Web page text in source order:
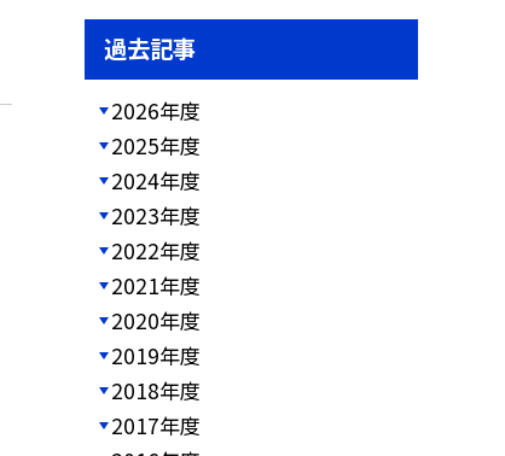
過去記事
2026年度
2025年度
2024年度
2023年度
2022年度
2021年度
2020年度
2019年度
2018年度
2017年度